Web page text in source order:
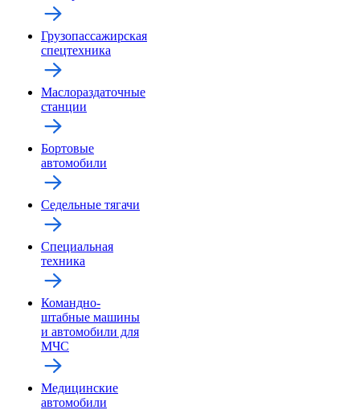
Грузопассажирская
спецтехника
Маслораздаточные
станции
Бортовые
автомобили
Седельные тягачи
Специальная
техника
Командно-
штабные машины
и автомобили для
МЧС
Медицинские
автомобили